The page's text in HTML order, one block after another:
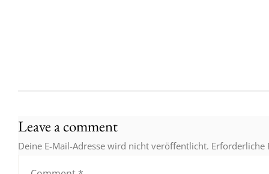
Leave a comment
Deine E-Mail-Adresse wird nicht veröffentlicht.